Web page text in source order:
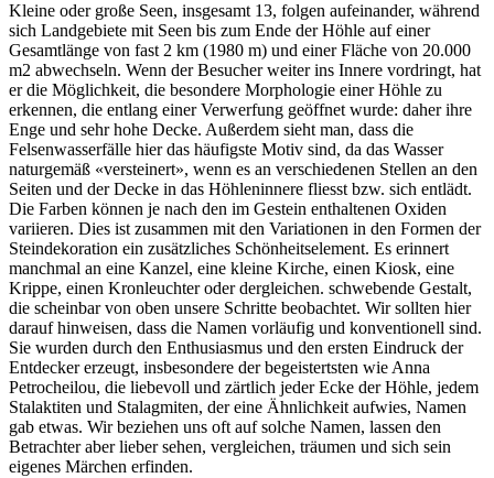
Kleine oder große Seen, insgesamt 13, folgen aufeinander, während
sich Landgebiete mit Seen bis zum Ende der Höhle auf einer
Gesamtlänge von fast 2 km (1980 m) und einer Fläche von 20.000
m2 abwechseln. Wenn der Besucher weiter ins Innere vordringt, hat
er die Möglichkeit, die besondere Morphologie einer Höhle zu
erkennen, die entlang einer Verwerfung geöffnet wurde: daher ihre
Enge und sehr hohe Decke. Außerdem sieht man, dass die
Felsenwasserfälle hier das häufigste Motiv sind, da das Wasser
naturgemäß «versteinert», wenn es an verschiedenen Stellen an den
Seiten und der Decke in das Höhleninnere fliesst bzw. sich entlädt.
Die Farben können je nach den im Gestein enthaltenen Oxiden
variieren. Dies ist zusammen mit den Variationen in den Formen der
Steindekoration ein zusätzliches Schönheitselement. Es erinnert
manchmal an eine Kanzel, eine kleine Kirche, einen Kiosk, eine
Krippe, einen Kronleuchter oder dergleichen. schwebende Gestalt,
die scheinbar von oben unsere Schritte beobachtet. Wir sollten hier
darauf hinweisen, dass die Namen vorläufig und konventionell sind.
Sie wurden durch den Enthusiasmus und den ersten Eindruck der
Entdecker erzeugt, insbesondere der begeistertsten wie Anna
Petrocheilou, die liebevoll und zärtlich jeder Ecke der Höhle, jedem
Stalaktiten und Stalagmiten, der eine Ähnlichkeit aufwies, Namen
gab etwas. Wir beziehen uns oft auf solche Namen, lassen den
Betrachter aber lieber sehen, vergleichen, träumen und sich sein
eigenes Märchen erfinden.